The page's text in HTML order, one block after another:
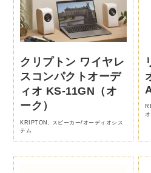
クリプトン ワイヤレ
スコンパクトオーデ
ィオ KS-11GN（オ
ーク）
KRIPTON , スピーカー/オーディオシス
テム